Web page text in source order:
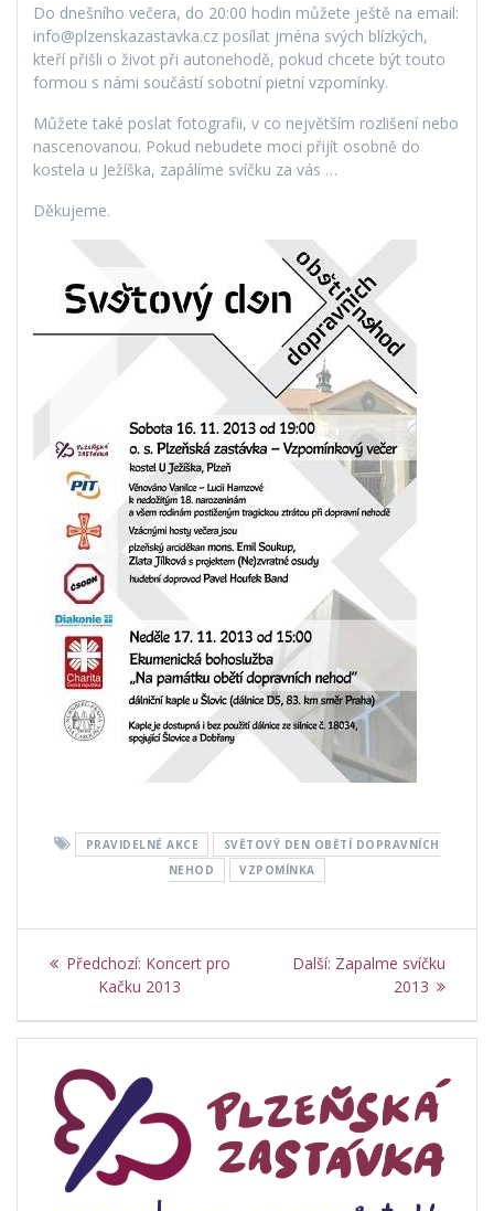
Do dnešního večera, do 20:00 hodin můžete ještě na email:
info@plzenskazastavka.cz posílat jména svých blízkých,
kteří přišli o život při autonehodě, pokud chcete být touto
formou s námi součástí sobotní pietní vzpomínky.
Můžete také poslat fotografii, v co největším rozlišení nebo
nascenovanou. Pokud nebudete moci přijít osobně do
kostela u Ježíška, zapálíme svíčku za vás …
Děkujeme.
PRAVIDELNÉ AKCE
SVĚTOVÝ DEN OBĚTÍ DOPRAVNÍCH
NEHOD
VZPOMÍNKA
Navigace
příspěvek
Předchozí: Předchozí
příspěvek:
Koncert pro
Kačku 2013
Další: Další
příspěvek:
Zapalme svíčku
2013